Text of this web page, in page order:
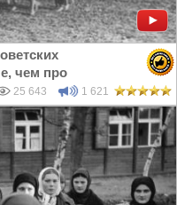
чем про
25 643 1 621